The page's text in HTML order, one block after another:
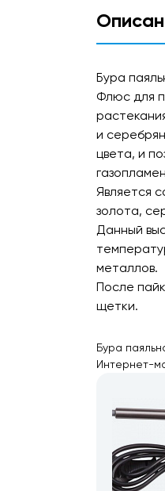
Бура
Флюс для
и
цвета, и
Является
золота,
Данный
металлов.
После
щетки.
Бура
Интернет-